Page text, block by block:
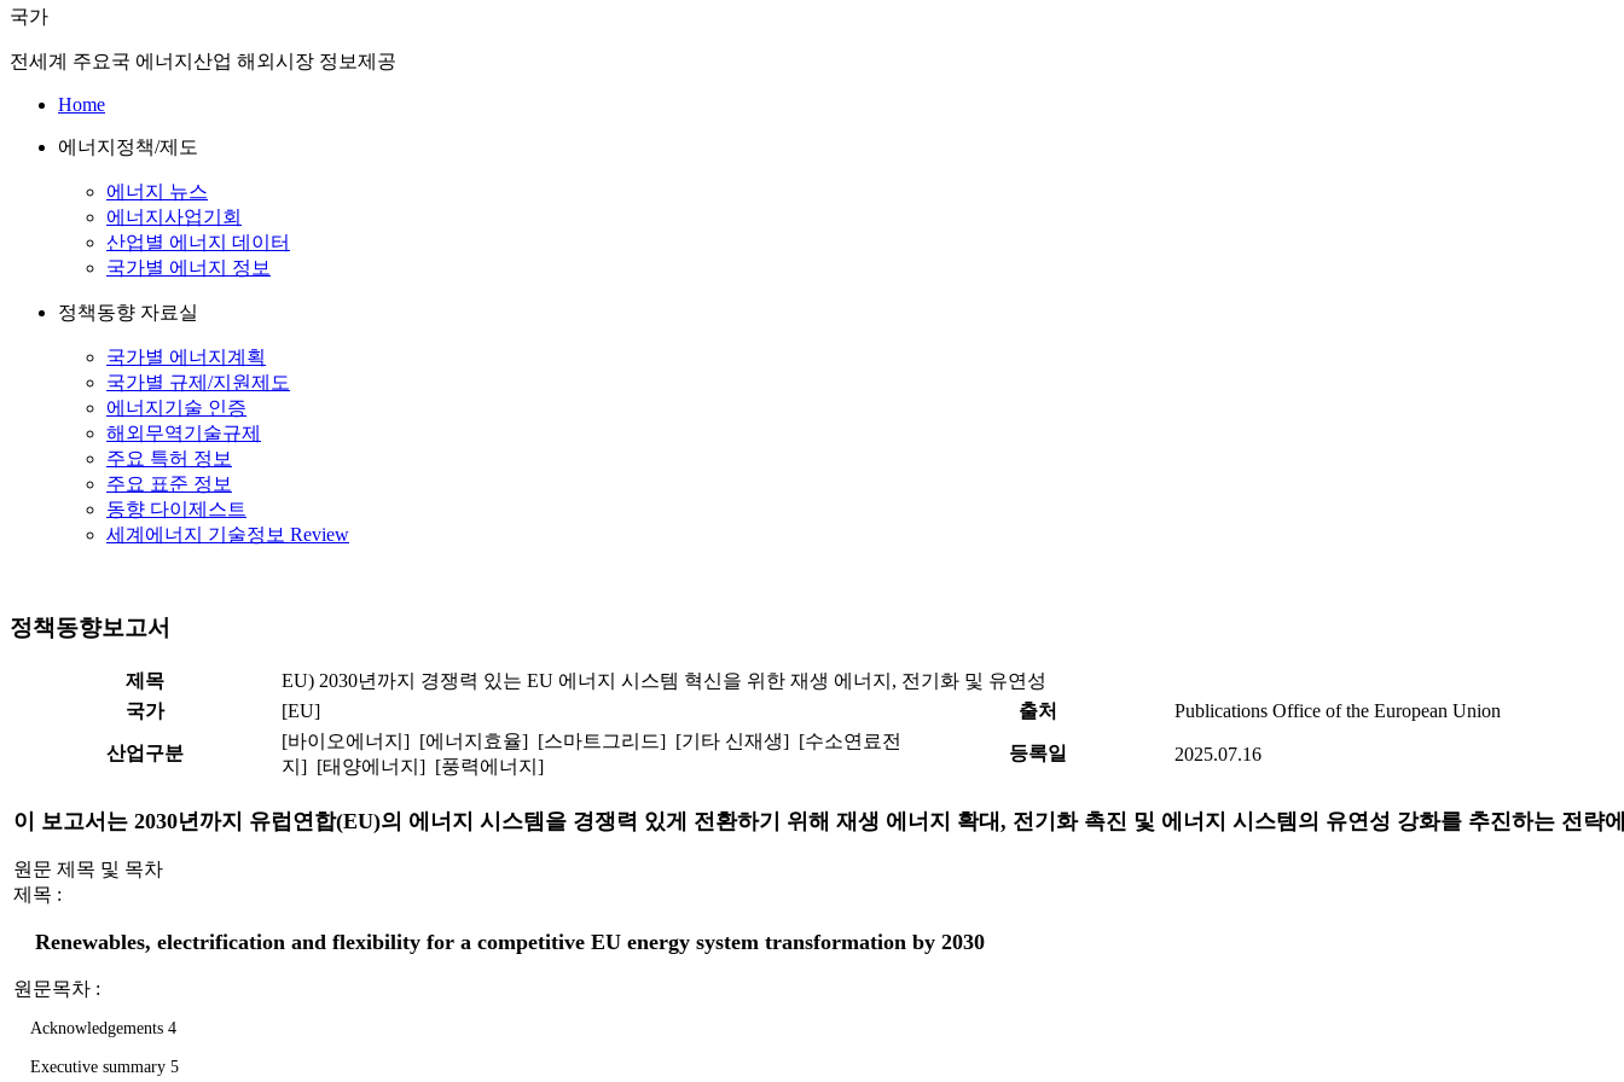
국가
전세계 주요국 에너지산업 해외시장 정보제공
Home
에너지정책/제도
에너지 뉴스
에너지사업기회
산업별 에너지 데이터
국가별 에너지 정보
정책동향 자료실
국가별 에너지계획
국가별 규제/지원제도
에너지기술 인증
해외무역기술규제
주요 특허 정보
주요 표준 정보
동향 다이제스트
세계에너지 기술정보 Review
정책동향보고서
제목
EU) 2030년까지 경쟁력 있는 EU 에너지 시스템 혁신을 위한 재생 에너지, 전기화 및 유연성
국가
[EU] 출처 Publications Office of the European Union
산업구분
[바이오에너지] [에너지효율] [스마트그리드] [기타 신재생] [수소연료전
지] [태양에너지] [풍력에너지]
등록일 2025.07.16
이 보고서는 2030년까지 유럽연합(EU)의 에너지 시스템을 경쟁력 있게 전환하기 위해 재생 에너지 확대, 전기화 촉진 및 에너지 시스템의 유연성 강화를 추진하는 전략
원문 제목 및 목차
제목 :
Renewables, electrification and flexibility for a competitive EU energy system transformation by 2030
원문목차 :
Acknowledgements 4
Executive summary 5